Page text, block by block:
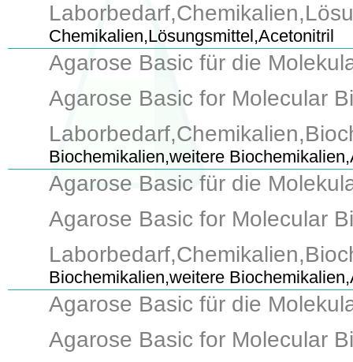
Chemikalien,Lösungsmittel,Acetonitril
Agarose Basic für die
Agarose Basic for Molecular
Biochemikalien,weitere
Agarose Basic für die
Agarose Basic for Molecular
Biochemikalien,weitere
Agarose Basic für die
Agarose Basic for Molecular